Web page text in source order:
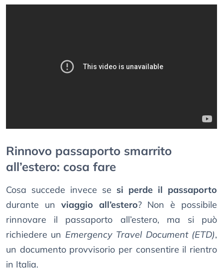
Rinnovo passaporto smarrito
all’estero: cosa fare
Cosa succede invece se si perde il passaporto
durante un viaggio all’estero? Non è possibile
rinnovare il passaporto all’estero, ma si può
richiedere un Emergency Travel Document (ETD),
un documento provvisorio per consentire il rientro
in Italia.